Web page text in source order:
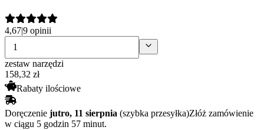
4,67|9 opinii
zestaw narzędzi
158,32 zł
Rabaty ilościowe
Doręczenie jutro, 11 sierpnia (szybka przesyłka)Złóż zamówienie
w ciągu 5 godzin 57 minut.